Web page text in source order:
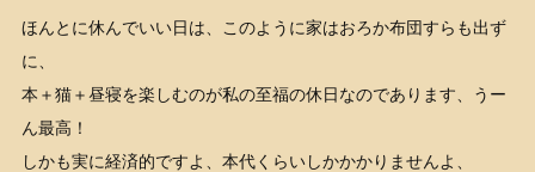
ほんとに休んでいい日は、このように家はおろか布団すらも出ず
に、
本＋猫＋昼寝を楽しむのが私の至福の休日なのであります、うー
ん最高！
しかも実に経済的ですよ、本代くらいしかかかりませんよ、